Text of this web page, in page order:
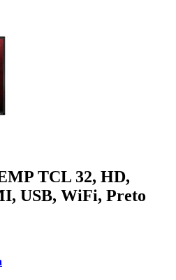
TCL 32, HD,
USB, WiFi, Preto